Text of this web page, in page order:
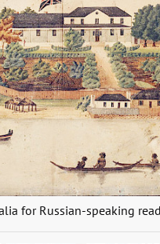
for Russian-speaking